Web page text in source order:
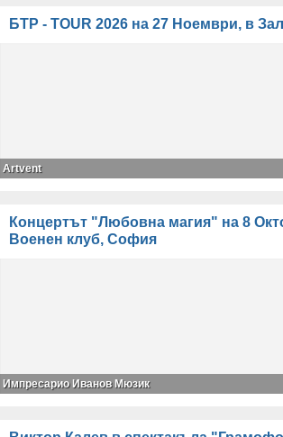
БТР - TOUR 2026 на 27 Ноември, в
Artvent
Концертът "Любовна магия" на 8
Военен клуб, София
Импресарио Иванов Мюзик